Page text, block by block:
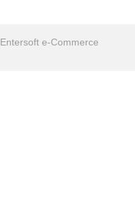
Entersoft e-Commerce